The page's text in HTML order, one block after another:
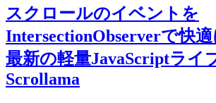
スクロールのイベントを
IntersectionObserverで快
最新の軽量JavaScriptライ
Scrollama